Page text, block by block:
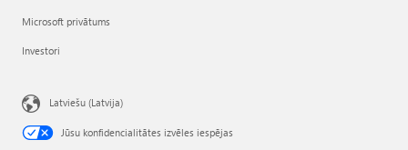
Microsoft privātums
Investori
Latviešu (Latvija)
Jūsu konfidencialitātes izvēles iespējas